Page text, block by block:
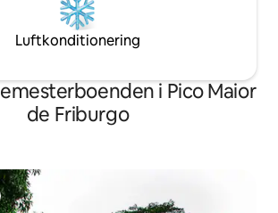
Luftkonditionering
i Pico Maior
de Friburgo